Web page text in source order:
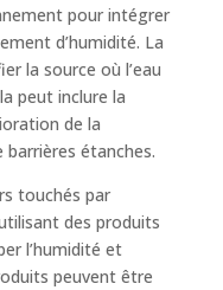
pour intégrer
d’humidité. La
la source où l’eau
peut inclure la
de la
étanches.
touchés par
des produits
l’humidité et
peuvent être